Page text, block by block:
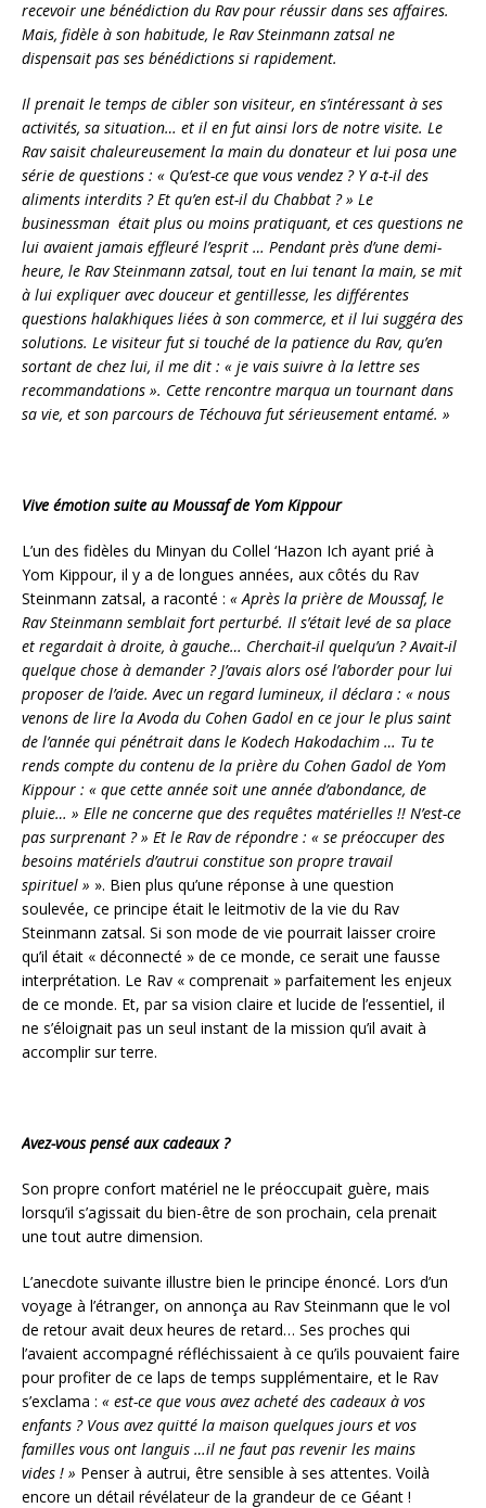
recevoir une bénédiction du Rav pour réussir dans ses affaires.
Mais, fidèle à son habitude, le Rav Steinmann zatsal ne
dispensait pas ses bénédictions si rapidement.
Il prenait le temps de cibler son visiteur, en s’intéressant à ses
activités, sa situation… et il en fut ainsi lors de notre visite. Le
Rav saisit chaleureusement la main du donateur et lui posa une
série de questions : « Qu’est-ce que vous vendez ? Y a-t-il des
aliments interdits ? Et qu’en est-il du Chabbat ? » Le
businessman était plus ou moins pratiquant, et ces questions ne
lui avaient jamais effleuré l’esprit … Pendant près d’une demi-
heure, le Rav Steinmann zatsal, tout en lui tenant la main, se mit
à lui expliquer avec douceur et gentillesse, les différentes
questions halakhiques liées à son commerce, et il lui suggéra des
solutions. Le visiteur fut si touché de la patience du Rav, qu’en
sortant de chez lui, il me dit : « je vais suivre à la lettre ses
recommandations ». Cette rencontre marqua un tournant dans
sa vie, et son parcours de Téchouva fut sérieusement entamé. »
Vive émotion suite au Moussaf de Yom Kippour
L’un des fidèles du Minyan du Collel ‘Hazon Ich ayant prié à
Yom Kippour, il y a de longues années, aux côtés du Rav
Steinmann zatsal, a raconté : « Après la prière de Moussaf, le
Rav Steinmann semblait fort perturbé. Il s’était levé de sa place
et regardait à droite, à gauche… Cherchait-il quelqu’un ? Avait-il
quelque chose à demander ? J’avais alors osé l’aborder pour lui
proposer de l’aide. Avec un regard lumineux, il déclara : « nous
venons de lire la Avoda du Cohen Gadol en ce jour le plus saint
de l’année qui pénétrait dans le Kodech Hakodachim … Tu te
rends compte du contenu de la prière du Cohen Gadol de Yom
Kippour : « que cette année soit une année d’abondance, de
pluie… » Elle ne concerne que des requêtes matérielles !! N’est-ce
pas surprenant ? » Et le Rav de répondre : « se préoccuper des
besoins matériels d’autrui constitue son propre travail
spirituel » ». Bien plus qu’une réponse à une question
soulevée, ce principe était le leitmotiv de la vie du Rav
Steinmann zatsal. Si son mode de vie pourrait laisser croire
qu’il était « déconnecté » de ce monde, ce serait une fausse
interprétation. Le Rav « comprenait » parfaitement les enjeux
de ce monde. Et, par sa vision claire et lucide de l’essentiel, il
ne s’éloignait pas un seul instant de la mission qu’il avait à
accomplir sur terre.
Avez-vous pensé aux cadeaux ?
Son propre confort matériel ne le préoccupait guère, mais
lorsqu’il s’agissait du bien-être de son prochain, cela prenait
une tout autre dimension.
L’anecdote suivante illustre bien le principe énoncé. Lors d’un
voyage à l’étranger, on annonça au Rav Steinmann que le vol
de retour avait deux heures de retard… Ses proches qui
l’avaient accompagné réfléchissaient à ce qu’ils pouvaient faire
pour profiter de ce laps de temps supplémentaire, et le Rav
s’exclama : « est-ce que vous avez acheté des cadeaux à vos
enfants ? Vous avez quitté la maison quelques jours et vos
familles vous ont languis …il ne faut pas revenir les mains
vides ! » Penser à autrui, être sensible à ses attentes. Voilà
encore un détail révélateur de la grandeur de ce Géant !